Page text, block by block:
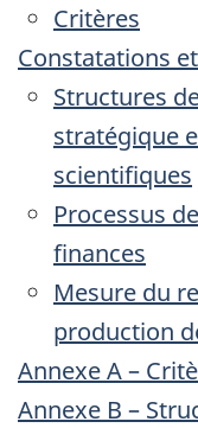
Critères
Constatations
Structures
stratégique
scientifiques
Processus
finances
Mesure du
production
Annexe A –
Annexe B –